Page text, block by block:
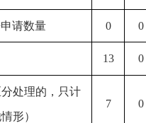
请数量 0 0
13 0
分处理的，只计
形）
7 0